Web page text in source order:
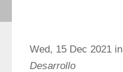
Wed, 15 Dec 2021 in
Desarrollo